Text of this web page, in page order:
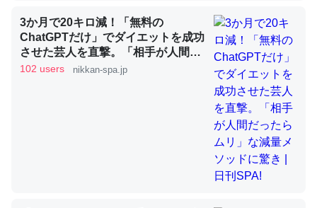
ウチもEchoを実家に置いて４年。でたまに覗いてる。ぼ
ちぼちRingも置こうかと画策中。あと、Googleマップで
位置情報を共有してる。電池残量や充電中かが分かるので
─たまにLINEするくらいだった遠方の父67歳と僕。ITツール導入で
コミュニケーションが劇的に変化した｜tayorini by LIFULL介護
3か月で20キロ減！「無料の
ChatGPTだけ」でダイエットを成功
させた芸人を直撃。「相手が人間だ
ったらムリ」な減量メソッドに驚き
102 users nikkan-spa.jp